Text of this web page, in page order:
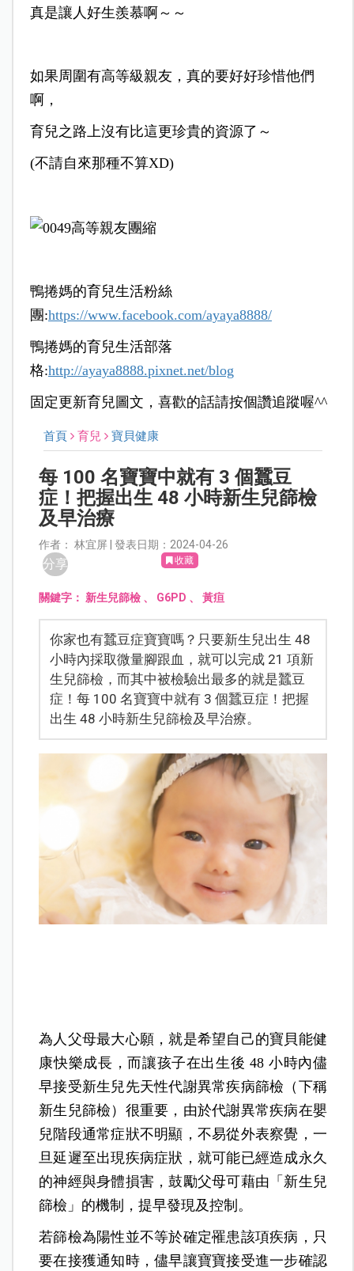
真是讓人好生羨慕啊～～
如果周圍有高等級親友，真的要好好珍惜他們
啊，
育兒之路上沒有比這更珍貴的資源了～
(不請自來那種不算XD)
鴨捲媽的育兒生活粉絲
團:https://www.facebook.com/ayaya8888/
鴨捲媽的育兒生活部落
格:http://ayaya8888.pixnet.net/blog
固定更新育兒圖文，喜歡的話請按個讚追蹤喔^^
首頁 育兒 寶貝健康
每 100 名寶寶中就有 3 個蠶豆
症！把握出生 48 小時新生兒篩檢
及早治療
作者： 林宜屏 | 發表日期：2024-04-26
分享 收藏
關鍵字：新生兒篩檢 、 G6PD 、黃疸
你家也有蠶豆症寶寶嗎？只要新生兒出生 48
小時內採取微量腳跟血，就可以完成 21 項新
生兒篩檢，而其中被檢驗出最多的就是蠶豆
症！每 100 名寶寶中就有 3 個蠶豆症！把握
出生 48 小時新生兒篩檢及早治療。
為人父母最大心願，就是希望自己的寶貝能健
康快樂成長，而讓孩子在出生後48 小時內儘
早接受新生兒先天性代謝異常疾病篩檢（下稱
新生兒篩檢）很重要，由於代謝異常疾病在嬰
兒階段通常症狀不明顯，不易從外表察覺，一
旦延遲至出現疾病症狀，就可能已經造成永久
的神經與身體損害，鼓勵父母可藉由「新生兒
篩檢」的機制，提早發現及控制。
若篩檢為陽性並不等於確定罹患該項疾病，只
要在接獲通知時，儘早讓寶寶接受進一步確認